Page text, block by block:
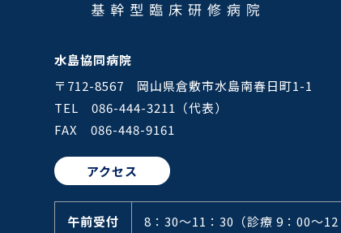
水島協同病院
〒712-8567 岡山県倉敷市水島南春日町1-1
TEL 086-444-3211（代表）
FAX 086-448-9161
アクセス
午前受付 8：30～11：30 （診療 9：00～12